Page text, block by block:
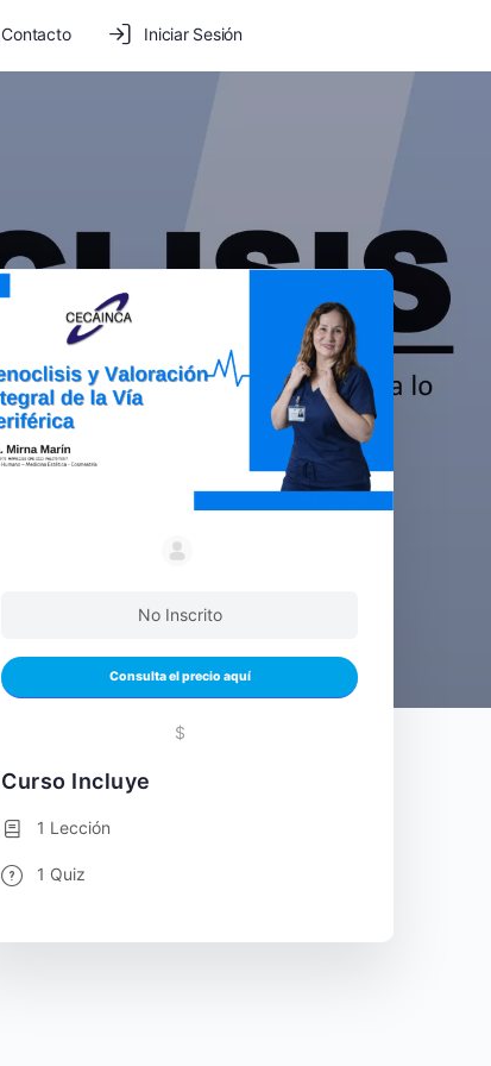
Contacto Iniciar Sesión
No Inscrito
Consulta el precio aquí
$
Curso Incluye
1 Lección
1 Quiz